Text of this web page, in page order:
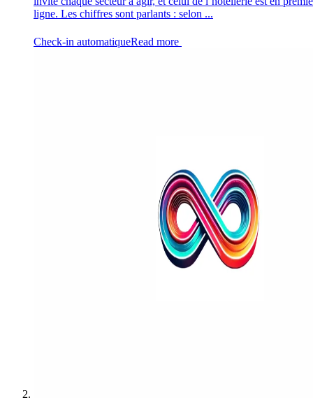
ligne. Les chiffres sont parlants : selon ...
Check-in automatiqueRead more